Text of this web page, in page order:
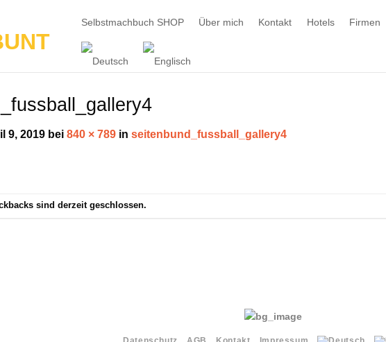
Selbstmachbuch SHOP Über mich Kontakt Hotels Firmen
9, 2019 bei 840 × 789 in seitenbund_fussball_gallery4
sind derzeit geschlossen.